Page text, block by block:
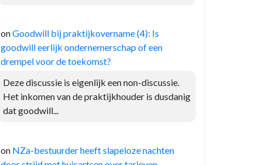
onGoodwill bij praktijkovername (4): Is
goodwill eerlijk ondernemerschap of een
drempel voor de toekomst?
Deze discussie is eigenlijk een non-discussie.
Het inkomen van de praktijkhouder is dusdanig
dat goodwill...
on NZa-bestuurder heeft slapeloze nachten